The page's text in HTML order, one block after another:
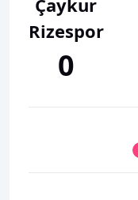
Çaykur
Rizespor
0